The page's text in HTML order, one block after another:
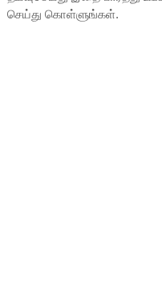
செய்து கொள்ளுங்கள்.